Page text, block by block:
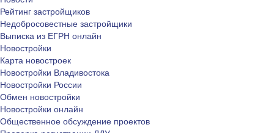
Рейтинг застройщиков
Недобросовестные застройщики
Выписка из ЕГРН онлайн
Новостройки
Карта новостроек
Новостройки Владивостока
Новостройки России
Обмен новостройки
Новостройки онлайн
Общественное обсуждение проектов